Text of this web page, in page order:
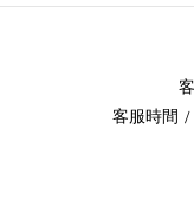
客服時間